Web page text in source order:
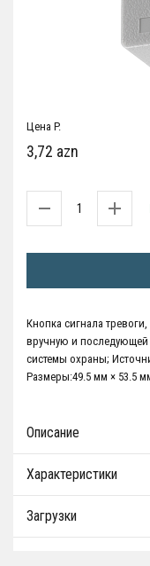
Цена P.
3,72 azn
Кнопка сигнала
вручную и последующей
системы охраны;
Размеры:49.5 мм × 53.5
Описание
Характеристики
Загрузки